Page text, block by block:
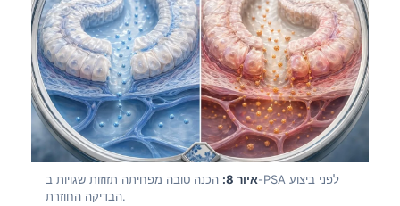
איור 8:
הכנה טובה מפחיתה תזוזות שגויות ב-PSA לפני ביצוע
הבדיקה החוזרת.
Македонски јазик
Euskara
Gàidhlig
Occitan
العربية المغربية
Afrikaans
Монгол